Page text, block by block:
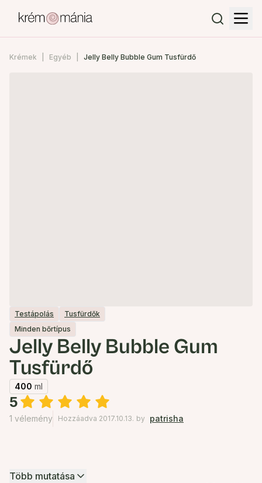
Krémek Egyéb Jelly Belly Bubble Gum Tusfürdő
Testápolás
Tusfürdők
Minden bőrtípus
Jelly Belly Bubble Gum
Tusfürdő
400 ml
5
1 vélemény Hozzáadva 2017.10.13. by patrisha
Több mutatása